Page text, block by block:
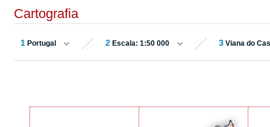
Cartografia
1 Portugal 2 Escala: 1:50 000 3 Viana do